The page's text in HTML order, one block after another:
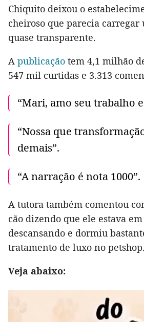
Chiquito deixou o
cheiroso que parecia carregar
quase transparente.
A publicação tem 4,1 milhão
547 mil curtidas e 3.313
“Mari, amo seu trabalho
“Nossa que
demais”.
“A narração é nota 1000”.
A tutora também comentou
cão dizendo que ele estava em
descansando e dormiu
tratamento de luxo no petshop.
Veja abaixo: